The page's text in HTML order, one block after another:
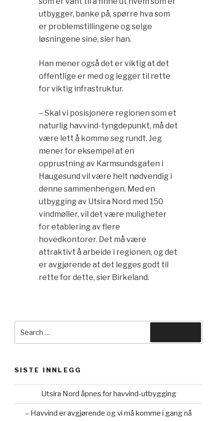
utbygger, banke på, spørre hva som
er problemstillingene og selge
løsningene sine, sier han.
Han mener også det er viktig at det
offentlige er med og legger til rette
for viktig infrastruktur.
– Skal vi posisjonere regionen som et
naturlig havvind-tyngdepunkt, må det
være lett å komme seg rundt. Jeg
mener for eksempel at en
opprustning av Karmsundsgaten i
Haugesund vil være helt nødvendig i
denne sammenhengen. Med en
utbygging av Utsira Nord med 150
vindmøller, vil det være muligheter
for etablering av flere
hovedkontorer. Det må være
attraktivt å arbeide i regionen, og det
er avgjørende at det legges godt til
rette for dette, sier Birkeland.
for:
SISTE INNLEGG
Utsira Nord åpnes for havvind-utbygging
– Havvind er avgjørende og vi må komme i gang nå